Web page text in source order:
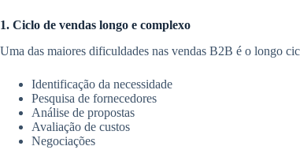
1. Ciclo de vendas longo e complexo
Uma das maiores dificuldades nas vendas B2B é o longo
Identificação da necessidade
Pesquisa de fornecedores
Análise de propostas
Avaliação de custos
Negociações